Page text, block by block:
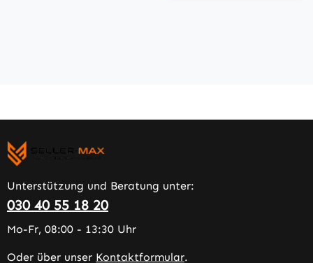
Unterstützung und Beratung unter:
030 40 55 18 20
Mo-Fr, 08:00 - 13:30 Uhr
Oder über unser Kontaktformular.